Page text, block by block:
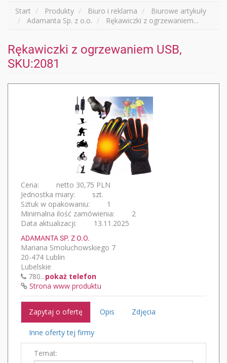
Start Produkty Biuro i reklama
Biurowe artykuły
Adamanta Sp. z o.o.
Rękawiczki z ogrzewaniem...
Rękawiczki z ogrzewaniem USB,
SKU:2081
Cena:
netto 30,75 PLN
Jednostka miary:
szt.
Sztuk w opakowaniu:
1
Minimalna ilość zamówienia:
2
Data aktualizacji:
13.11.2025
ADAMANTA SP. Z O.O.
Mariana Smoluchowskiego 7
20-474 Lublin
Lubelskie
780...pokaż telefon
Strona www produktu
Zapytaj o ofertę Opis Zdjęcia
Inne oferty tej firmy
Temat: